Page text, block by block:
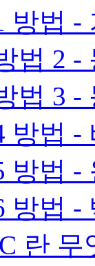
방법 -
법 2 -
법 3 -
방법 -
방법 -
방법 -
란 무